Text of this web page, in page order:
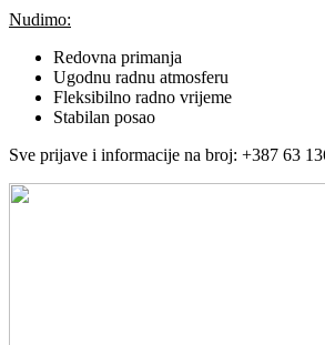
Nudimo:
Redovna primanja
Ugodnu radnu atmosferu
Fleksibilno radno vrijeme
Stabilan posao
Sve prijave i informacije na broj: +387 63